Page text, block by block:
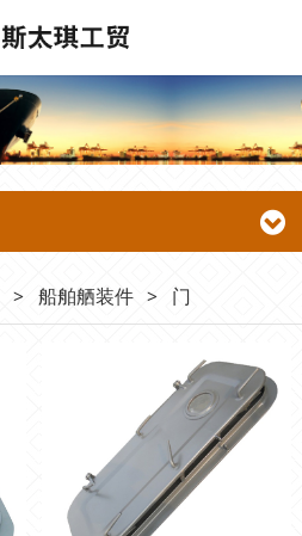
> 船舶舾装件 > 门